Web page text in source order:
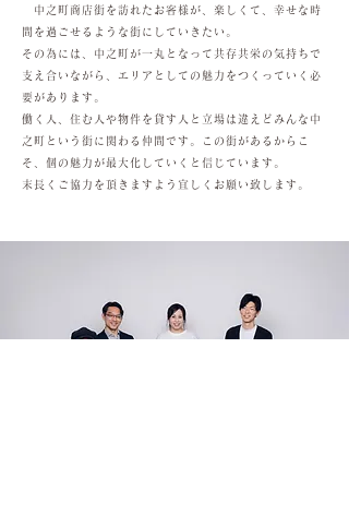
中之町商店街を訪れたお客様が、楽しくて、幸せな時
間を過ごせるような街にしていきたい。
その為には、中之町が一丸となって共存共栄の気持ちで
支え合いながら、エリアとしての魅力をつくっていく必
要があります。
働く人、住む人や物件を貸す人と立場は違えどみんな中
之町という街に関わる仲間です。この街があるからこ
そ、個の魅力が最大化していくと信じています。
末長くご協力を頂きますよう宜しくお願い致します。